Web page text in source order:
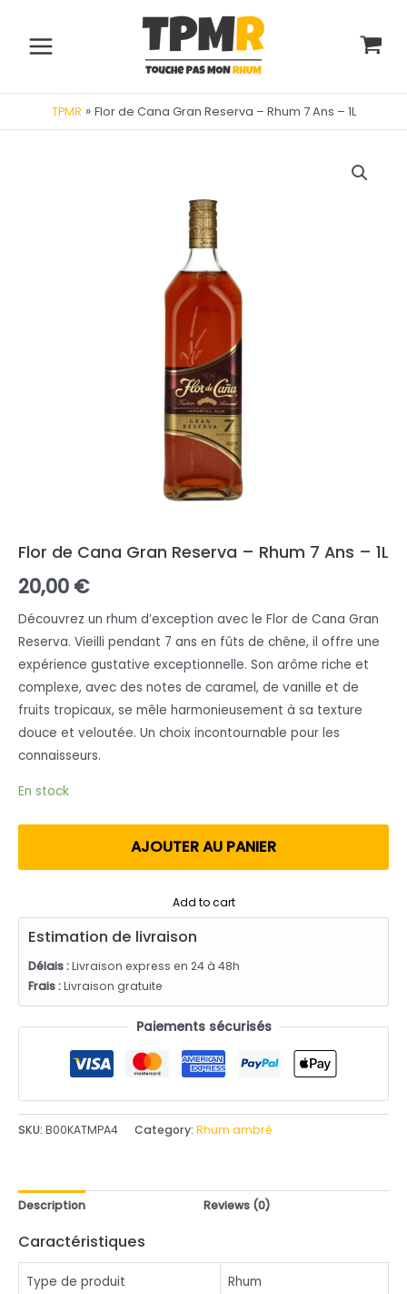
contenu
Main
TPMR » Flor de Cana Gran Reserva – Rhum 7 Ans – 1L
Flor de Cana Gran Reserva – Rhum 7 Ans – 1L
20,00 €
Découvrez un rhum d’exception avec le Flor de Cana Gran
Reserva. Vieilli pendant 7 ans en fûts de chêne, il offre une
expérience gustative exceptionnelle. Son arôme riche et
complexe, avec des notes de caramel, de vanille et de
fruits tropicaux, se mêle harmonieusement à sa texture
douce et veloutée. Un choix incontournable pour les
connaisseurs.
En stock
AJOUTER AU PANIER
Add to cart
Estimation de livraison
Délais :Livraison express en 24 à 48h
Frais :Livraison gratuite
Paiements sécurisés
SKU: B00KATMPA4 Category: Rhum ambré
Description Reviews (0)
Caractéristiques
Type de produit Rhum